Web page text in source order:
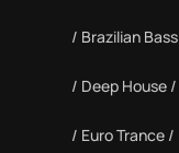
Brazilian Bass
Deep House
Euro Trance